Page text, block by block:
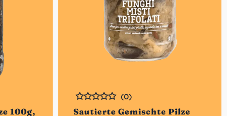
100g,
Sautierte Gemischte Pilze
Bewertet
(0)